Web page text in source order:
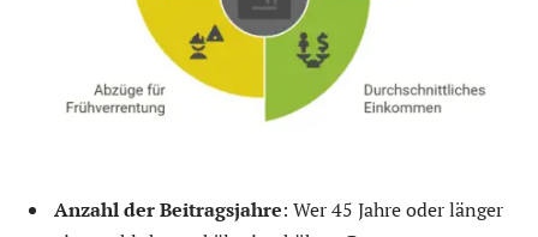
Anzahl der Beitragsjahre: Wer 45 Jahre oder länger